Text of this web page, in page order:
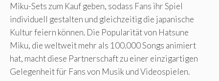
Miku-Sets zum Kauf geben, sodass Fans ihr Spiel
individuell gestalten und gleichzeitig die japanische
Kultur feiern können. Die Popularität von Hatsune
Miku, die weltweit mehr als 100.000 Songs animiert
hat, macht diese Partnerschaft zu einer einzigartigen
Gelegenheit für Fans von Musik und Videospielen.